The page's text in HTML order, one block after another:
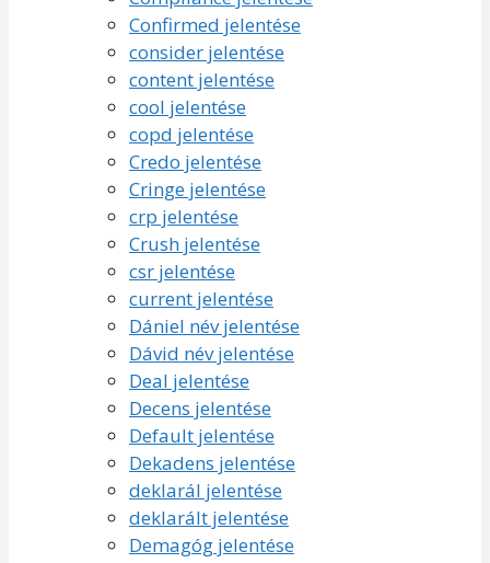
Confirmed jelentése
consider jelentése
content jelentése
cool jelentése
copd jelentése
Credo jelentése
Cringe jelentése
crp jelentése
Crush jelentése
csr jelentése
current jelentése
Dániel név jelentése
Dávid név jelentése
Deal jelentése
Decens jelentése
Default jelentése
Dekadens jelentése
deklarál jelentése
deklarált jelentése
Demagóg jelentése